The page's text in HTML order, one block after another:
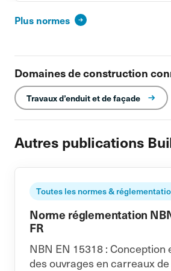
Plus normes
Domaines de construction
Travaux d’enduit et de façade
Autres publications
Toutes les normes &
Norme réglementation
FR
NBN EN 15318 : Conception
des ouvrages en carreaux